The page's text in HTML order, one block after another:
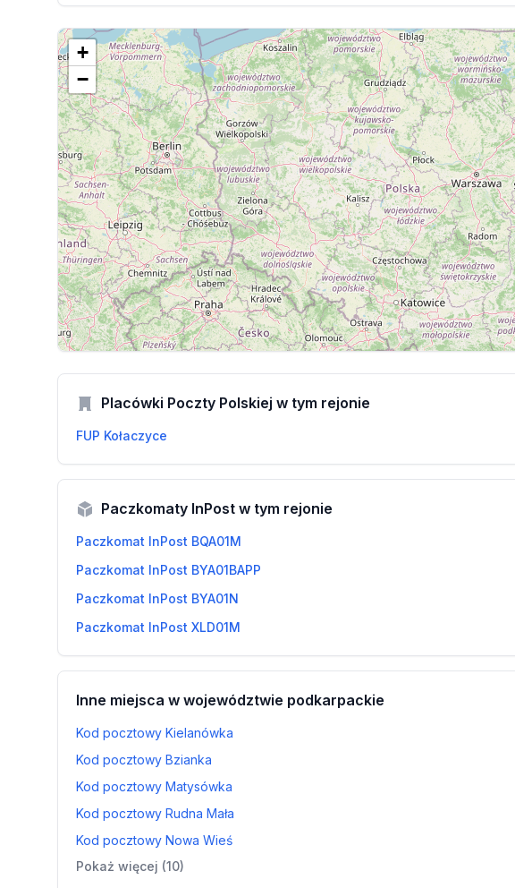
+
−
Placówki Poczty Polskiej w tym rejonie
FUP Kołaczyce
Paczkomaty InPost w tym rejonie
Paczkomat InPost BQA01M
Paczkomat InPost BYA01BAPP
Paczkomat InPost BYA01N
Paczkomat InPost XLD01M
Inne miejsca w województwie podkarpackie
Kod pocztowy Kielanówka
Kod pocztowy Bzianka
Kod pocztowy Matysówka
Kod pocztowy Rudna Mała
Kod pocztowy Nowa Wieś
Pokaż więcej (10)